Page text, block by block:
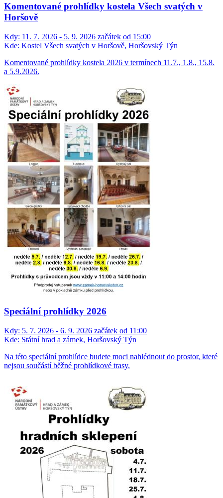
Komentované prohlídky kostela Všech svatých v
Horšově
Kdy: 11. 7. 2026 - 5. 9. 2026 začátek od 15:00
Kde: Kostel Všech svatých v Horšově, Horšovský Týn
Komentované prohlídky kostela 2026 v termínech 11.7., 1.8., 15.8.
a 5.9.2026.
Speciální prohlídky 2026
Kdy: 5. 7. 2026 - 6. 9. 2026 začátek od 11:00
Kde: Státní hrad a zámek, Horšovský Týn
Na této speciální prohlídce budete moci nahlédnout do prostor, které
nejsou součástí běžné prohlídkové trasy.